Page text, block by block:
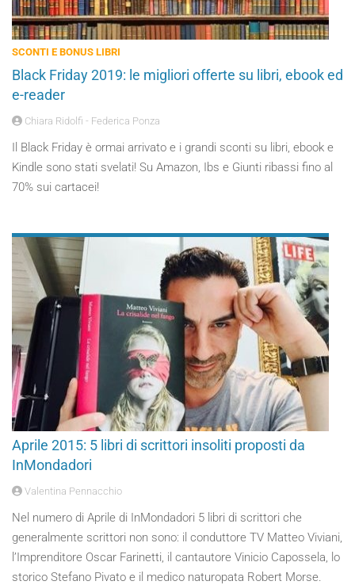
SCONTI E BONUS LIBRI
Black Friday 2019: le migliori offerte su libri, ebook ed
e-reader
Chiara Ridolfi - Federica Ponza
Il Black Friday è ormai arrivato e i grandi sconti su libri, ebook e
Kindle sono stati svelati! Su Amazon, Ibs e Giunti ribassi fino al
70% sui cartacei!
Aprile 2015: 5 libri di scrittori insoliti proposti da
InMondadori
Valentina Pennacchio
Nel numero di Aprile di InMondadori 5 libri di scrittori che
generalmente scrittori non sono: il conduttore TV Matteo Viviani,
l’Imprenditore Oscar Farinetti, il cantautore Vinicio Capossela, lo
storico Stefano Pivato e il medico naturopata Robert Morse.